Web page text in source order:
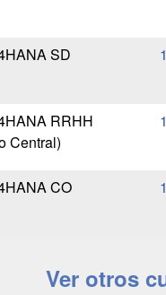
SD
RRHH
Central)
CO
Ver otros